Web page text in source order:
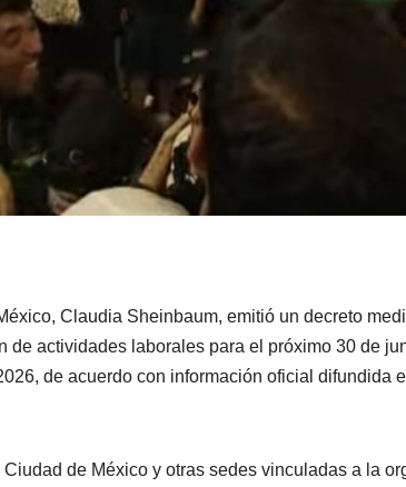
Claudia Sheinbaum, emitió un decreto
de actividades laborales para el próximo 30 de
de acuerdo con información oficial difundida
de México y otras sedes vinculadas a la